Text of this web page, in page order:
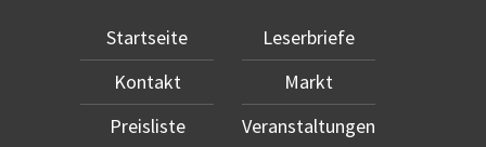
Startseite
Kontakt
Preisliste
Leserbriefe
Markt
Veranstaltungen